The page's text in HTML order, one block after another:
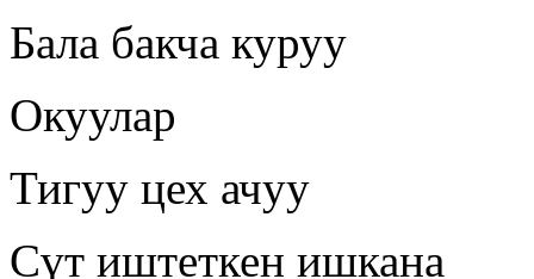
Бала бакча куруу
Окуулар
Тигуу цех ачуу
Сүт иштеткен ишкана